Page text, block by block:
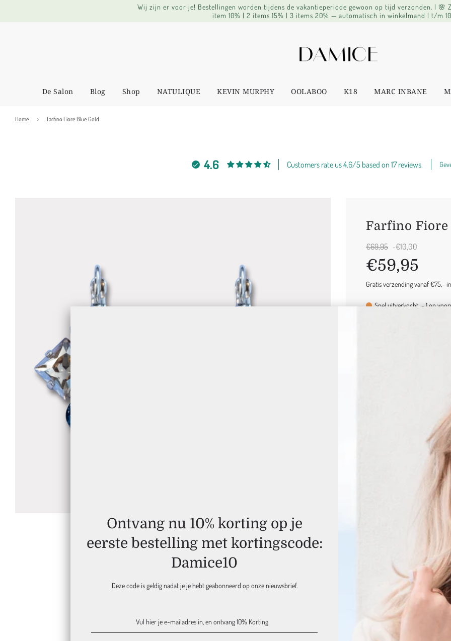
Wij zijn er voor je! Bestellingen worden tijdens de vakantieperiode gewoon op tijd verzonden. | 🌸
item 10% | 2 items 15% | 3 items 20% — automatisch in winkelmand | t/m
De Salon Blog Shop NATULIQUE KEVIN MURPHY OOLABOO K18 MARC INBANE
Home › Farfino Fiore Blue Gold
4.6 Customers rate us 4.6/5 based on 17 reviews.
Farfino Fiore
Uitverkoop
€69,95 -€10,00
€59,95
Gratis verzending vanaf €75,- in
Snel uitverkocht - 1op
Gratis & Snelle
Verzending
Ook voor alle NATULIQUE
producten, vanaf 75 euro
Retouren mogelijk
binnen 15 dagen
Bij ons geldt een 'niet goed,
geld terug' retourbeleid
Verzendkosten NL & EU
Retouren, binnen 15
Ontvang nu 10% korting op je
eerste bestelling met kortingscode:
Damice10
Deze code is geldig nadat je je hebt geabonneerd op onze nieuwsbrief.